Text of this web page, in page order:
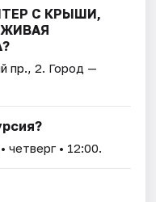
С КРЫШИ,
пр., 2. Город —
• четверг • 12:00.